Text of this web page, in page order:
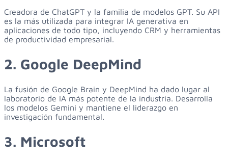
Creadora de ChatGPT y la familia de modelos GPT. Su API
es la más utilizada para integrar IA generativa en
aplicaciones de todo tipo, incluyendo CRM y herramientas
de productividad empresarial.
2. Google DeepMind
La fusión de Google Brain y DeepMind ha dado lugar al
laboratorio de IA más potente de la industria. Desarrolla
los modelos Gemini y mantiene el liderazgo en
investigación fundamental.
3. Microsoft